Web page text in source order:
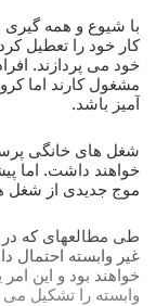
کار خود را تعطیل
خود می پردازند.
مشغول کارند اما
آمیز باشد.
خواهند داشت. اما
موج جدیدی از شغل
غیر وابسته احتمال
وابسته را تشکیل می